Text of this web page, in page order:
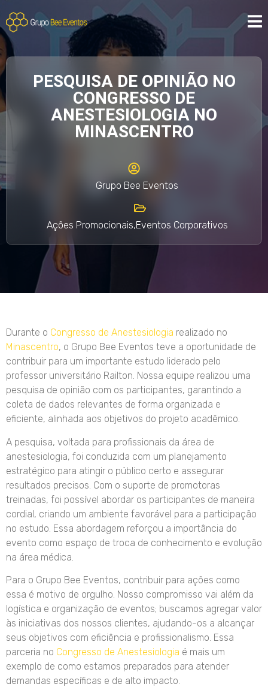
PESQUISA DE OPINIÃO NO
CONGRESSO DE
ANESTESIOLOGIA NO
MINASCENTRO
Grupo Bee Eventos
Ações Promocionais,Eventos Corporativos
Durante o Congresso de Anestesiologia realizado no
Minascentro, o Grupo Bee Eventos teve a oportunidade de
contribuir para um importante estudo liderado pelo
professor universitário Railton. Nossa equipe realizou uma
pesquisa de opinião com os participantes, garantindo a
coleta de dados relevantes de forma organizada e
eficiente, alinhada aos objetivos do projeto acadêmico.
A pesquisa, voltada para profissionais da área de
anestesiologia, foi conduzida com um planejamento
estratégico para atingir o público certo e assegurar
resultados precisos. Com o suporte de promotoras
treinadas, foi possível abordar os participantes de maneira
cordial, criando um ambiente favorável para a participação
no estudo. Essa abordagem reforçou a importância do
evento como espaço de troca de conhecimento e evolução
na área médica.
Para o Grupo Bee Eventos, contribuir para ações como
essa é motivo de orgulho. Nosso compromisso vai além da
logística e organização de eventos; buscamos agregar valor
às iniciativas dos nossos clientes, ajudando-os a alcançar
seus objetivos com eficiência e profissionalismo. Essa
parceria no Congresso de Anestesiologia é mais um
exemplo de como estamos preparados para atender
demandas específicas e de alto impacto.